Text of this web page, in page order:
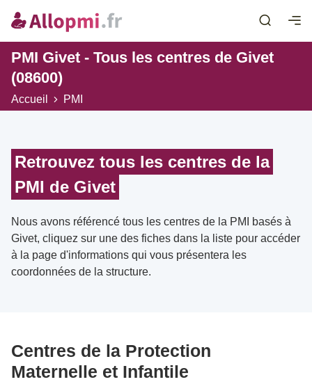
PMI Givet - Tous les centres de Givet
(08600)
Accueil PMI
Retrouvez tous les centres de la
PMI de Givet
Nous avons référencé tous les centres de la PMI basés à
Givet, cliquez sur une des fiches dans la liste pour accéder
à la page d'informations qui vous présentera les
coordonnées de la structure.
Centres de la Protection
Maternelle et Infantile